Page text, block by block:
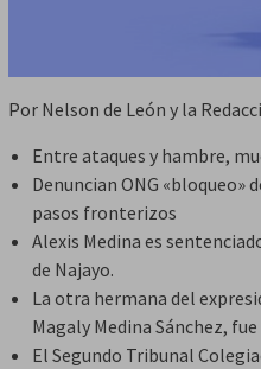
Por Nelson de León y la
Entre ataques y hambre,
Denuncian ONG «bloqueo»
pasos fronterizos
Alexis Medina es
de Najayo.
La otra hermana del
Magaly Medina Sánchez,
El Segundo Tribunal